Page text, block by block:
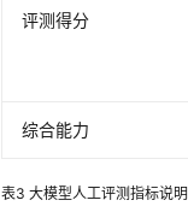
评测得分
综合能力
表3大模型人工评测指标说明